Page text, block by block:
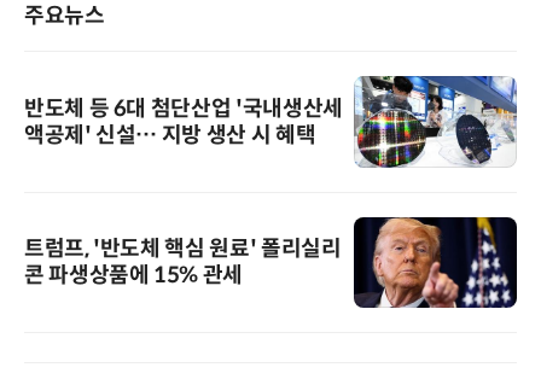
주요뉴스
반도체 등 6대 첨단산업 '국내생산세
액공제' 신설… 지방 생산 시 혜택
트럼프, '반도체 핵심 원료' 폴리실리
콘 파생상품에 15% 관세